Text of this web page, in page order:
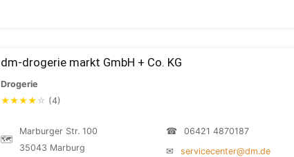
dm-drogerie markt GmbH + Co. KG
Drogerie
★★★★ ☆ (4)
🗺
Marburger Str. 100
35043 Marburg
☎
06421 4870187
✉
servicecenter@dm.de